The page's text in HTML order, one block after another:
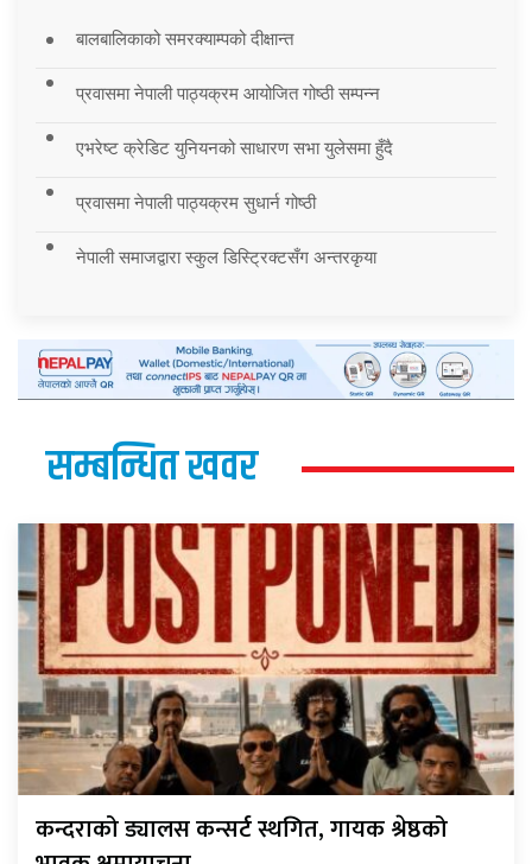
बालबालिकाको समरक्याम्पको दीक्षान्त
प्रवासमा नेपाली पाठ्यक्रम आयोजित गोष्ठी सम्पन्न
एभरेष्ट क्रेडिट युनियनको साधारण सभा युलेसमा हुँदै
प्रवासमा नेपाली पाठ्यक्रम सुधार्न गोष्ठी
नेपाली समाजद्वारा स्कुल डिस्ट्रिक्टसँग अन्तरकृया
सम्बन्धित खवर
कन्दराको ड्यालस कन्सर्ट स्थगित, गायक श्रेष्ठको